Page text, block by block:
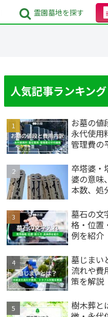
霊園墓地を探す
人気記事ランキング
お墓の値
永代使用
管理費の
卒塔婆・
婆の意味
本数、処
墓石の文
格・位置
例を紹介
墓じまい
流れや費
策を解説
樹木葬と